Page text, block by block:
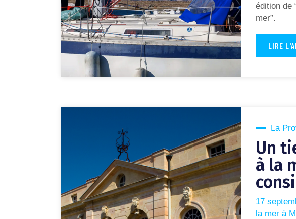
édition de
mer”.
LIRE
La
Un
à la
17
la mer à